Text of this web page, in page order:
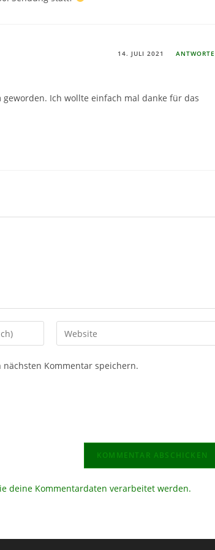
14. JULI 2021
Ich wollte einfach mal danke für das
Gib
deine
Kommentar speichern.
deine Kommentardaten verarbeitet werden.